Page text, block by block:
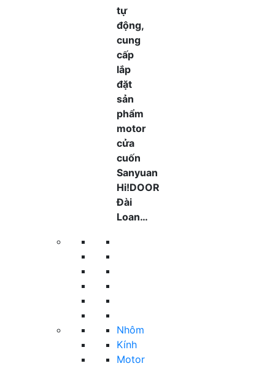
tự
động,
cung
cấp
lắp
đặt
sản
phẩm
motor
cửa
cuốn
Sanyuan
Hi!DOOR
Đài
Loan…
Nhôm
Kính
Motor